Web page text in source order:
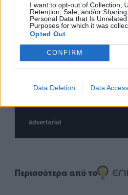
I want to opt-out of Collection,
Retention, Sale, and/or
Personal Data that Is
Purposes for which it was
Opted Out
CONFIRM
Data Deletion Data Access
TP Greece: Πώς
Advertorial
Περισσότερα από το